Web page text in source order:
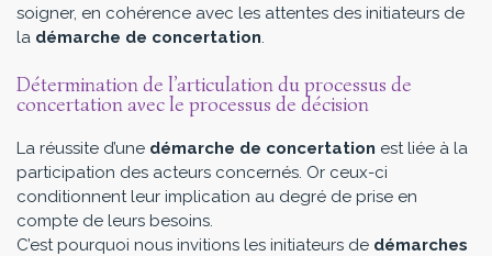
soigner, en cohérence avec les attentes des initiateurs de
la démarche de concertation.
Détermination de l’articulation du processus de
concertation avec le processus de décision
La réussite d’une démarche de concertation est liée à la
participation des acteurs concernés. Or ceux-ci
conditionnent leur implication au degré de prise en
compte de leurs besoins.
C’est pourquoi nous invitions les initiateurs de démarches